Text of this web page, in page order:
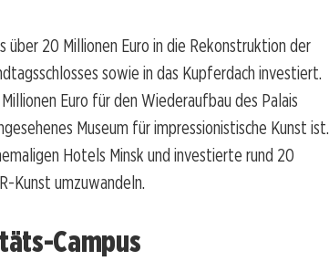
über 20 Millionen Euro in die Rekonstruktion der
sowie in das Kupferdach investiert.
Euro für den Wiederaufbau des Palais
Museum für impressionistische Kunst ist.
Hotels Minsk und investierte rund 20
Kunst umzuwandeln.
Campus